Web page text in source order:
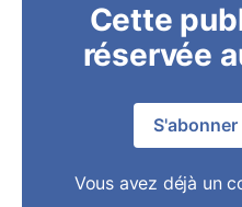
Cette
réservée
Vous avez déjà un